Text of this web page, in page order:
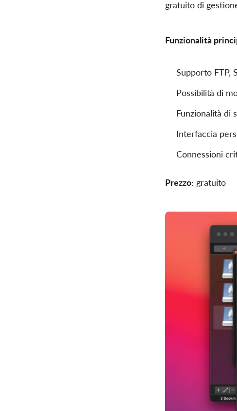
gratuito di
Funzionalità
Supporto FTP,
Possibilità di
Funzionalità di
Interfaccia
Connessioni
Prezzo: gratuito